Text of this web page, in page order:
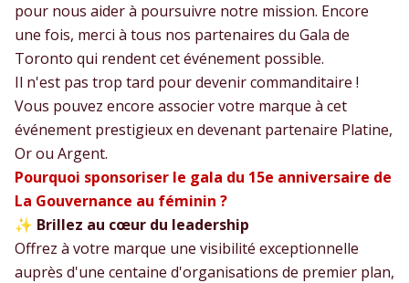
pour nous aider à poursuivre notre mission. Encore
une fois, merci à tous nos partenaires du Gala de
Toronto qui rendent cet événement possible.
Il n'est pas trop tard pour devenir commanditaire !
Vous pouvez encore associer votre marque à cet
événement prestigieux en devenant partenaire Platine,
Or ou Argent.
Pourquoi sponsoriser le gala du 15e anniversaire de
La Gouvernance au féminin ?
✨ Brillez au cœur du leadership
Offrez à votre marque une visibilité exceptionnelle
auprès d'une centaine d'organisations de premier plan,